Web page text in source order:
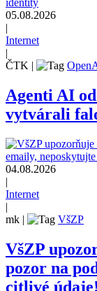
05.08.2026
|
Internet
|
ČTK |
Agenti AI
vytvárali
04.08.2026
|
Internet
|
mk | VšZP
VšZP
pozor na
citlivé údaje!